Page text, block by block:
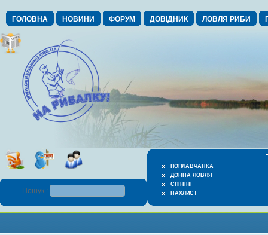
ГОЛОВНА НОВИНИ ФОРУМ ДОВІДНИК ЛОВЛЯ РИБИ
ПОПЛАВЧАНКА
ДОННА ЛОВЛЯ
СПІНІНГ
НАХЛИСТ
Пошук :